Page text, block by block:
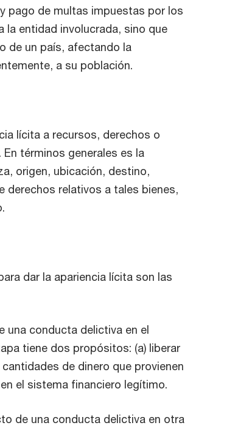
pago de multas impuestas por los
la entidad involucrada, sino que
de un país, afectando la
a su población.
lícita a recursos, derechos o
términos generales es la
origen, ubicación, destino,
derechos relativos a tales bienes,
dar la apariencia lícita son las
una conducta delictiva en el
tiene dos propósitos: (a) liberar
de dinero que provienen
el sistema financiero legítimo.
de una conducta delictiva en otra